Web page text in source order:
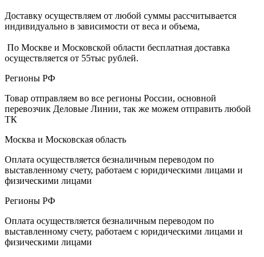
Доставку осуществляем от любой суммы рассчитывается
индивидуально в зависимости от веса и объема,
По Москве и Московской области бесплатная доставка
осуществляется от 55тыс рублей.
Регионы РФ
Товар отправляем во все регионы России, основной
перевозчик Деловые Линии, так же можем отправить любой
ТК
Москва и Московская область
Оплата осуществляется безналичным переводом по
выставленному счету, работаем с юридическими лицами и
физическими лицами
Регионы РФ
Оплата осуществляется безналичным переводом по
выставленному счету, работаем с юридическими лицами и
физическими лицами